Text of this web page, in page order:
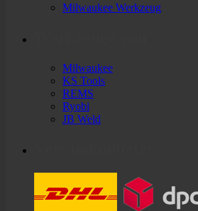
Milwaukee Werkzeug
Milwaukee
KS Tools
REMS
Ryobi
JB Weld